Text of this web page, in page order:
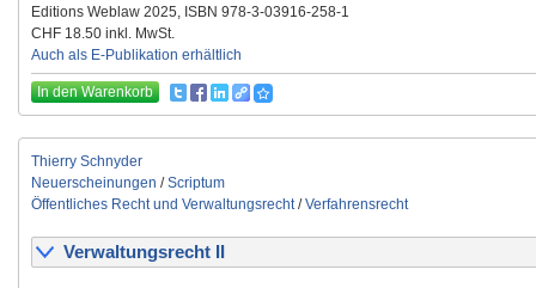
Editions Weblaw 2025, ISBN 978-3-03916-258-1
CHF 18.50 inkl. MwSt.
Auch als E-Publikation erhältlich
In den Warenkorb
Thierry Schnyder
Neuerscheinungen /Scriptum
Öffentliches Recht und Verwaltungsrecht/Verfahrensrecht
Verwaltungsrecht II